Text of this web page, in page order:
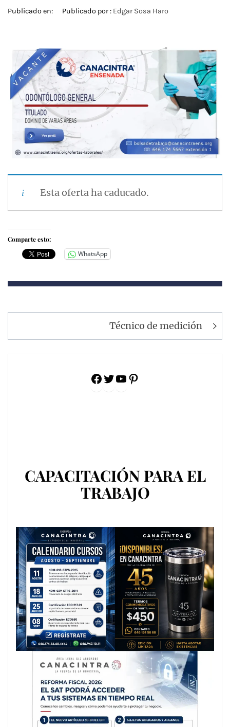
Publicado en: Publicado por : Edgar Sosa Haro
Esta oferta ha caducado.
Comparte esto:
WhatsApp
de
Técnico de medición
Facebook
Twitter
YouTube
Pinterest
CAPACITACIÓN PARA EL
TRABAJO